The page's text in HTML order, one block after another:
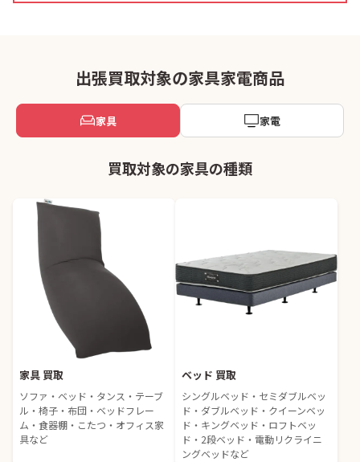
出張買取対象の家具家電商品
家具 家電
買取対象の家具の種類
家具 買取
ソファ・ベッド・タンス・テーブ
ル・椅子・布団・ベッドフレー
ム・食器棚・こたつ・オフィス家
具など
ベッド 買取
シングルベッド・セミダブルベッ
ド・ダブルベッド・クイーンベッ
ド・キングベッド・ロフトベッ
ド・2段ベッド・電動リクライニ
ングベッドなど